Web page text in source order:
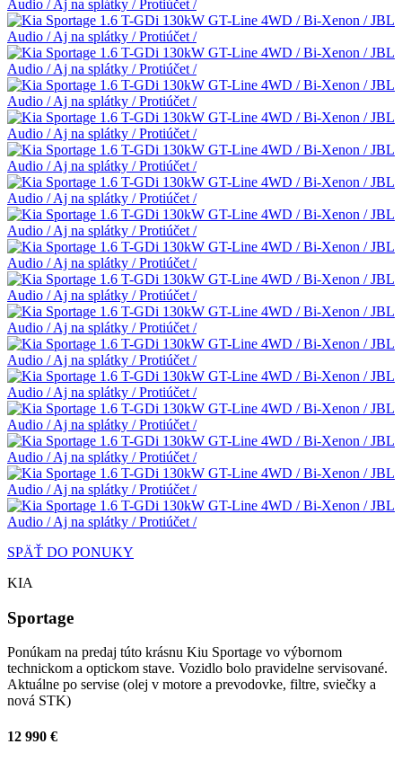
SPÄŤ DO PONUKY
KIA
Sportage
Ponúkam na predaj túto krásnu Kiu Sportage vo výbornom
technickom a optickom stave. Vozidlo bolo pravidelne servisované.
Aktuálne po servise (olej v motore a prevodovke, filtre, sviečky a
nová STK)
12 990 €